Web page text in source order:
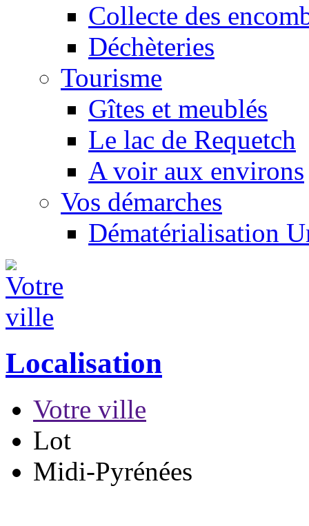
Collecte des
Déchèteries
Tourisme
Gîtes et meublés
Le lac de Requetch
A voir aux environs
Vos démarches
Dématérialisation
Localisation
Votre ville
Lot
Midi-Pyrénées